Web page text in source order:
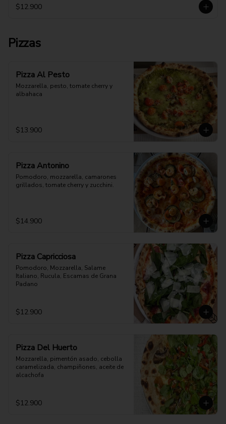
$12.900
Pizzas
Pizza Al Pesto
Mozzarella, pesto, tomate cherry y
albahaca
$13.900
Pizza Antonino
Pomodoro, mozzarella, camarones
grillados, tomate cherry y zucchini.
$14.900
Pizza Capricciosa
Pomodoro, Mozzarella, Salame
Italiano, Rucula, Escamas de Grana
Padano
$12.900
Pizza Del Huerto
Mozzarella, pimentón asado, cebolla
caramelizada, champiñones, aceite de
alcachofa
$12.900